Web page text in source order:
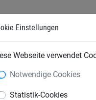
Einstellungen
Webseite verwendet
Notwendige Cookies
Statistik-Cookies
SHOP